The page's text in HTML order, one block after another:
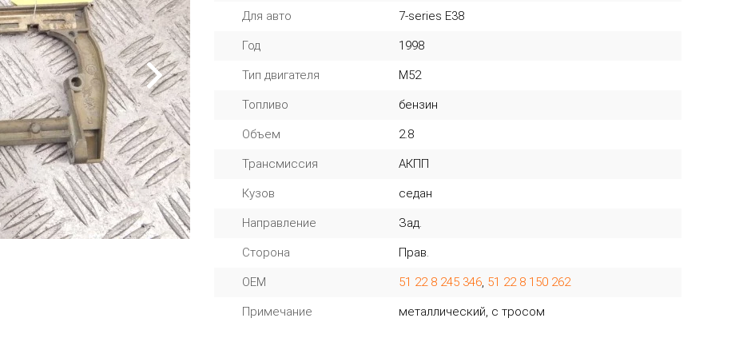
Для авто 7-series E38
Год 1998
Тип двигателя M52
Топливо бензин
Объем 2.8
Трансмиссия АКПП
Кузов седан
Направление Зад.
Сторона Прав.
OEM 51 22 8 245 346, 51 22 8 150 262
Примечание металлический, с тросом